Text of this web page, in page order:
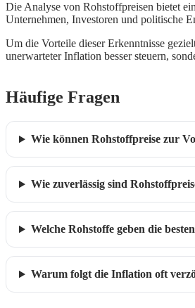
Die Analyse von Rohstoffpreisen bietet
Unternehmen, Investoren und politische
Um die Vorteile dieser Erkenntnisse
unerwarteter Inflation besser steuern,
Häufige Fragen
Wie können Rohstoffpreise zur
Wie zuverlässig sind
Welche Rohstoffe geben die
Warum folgt die Inflation oft